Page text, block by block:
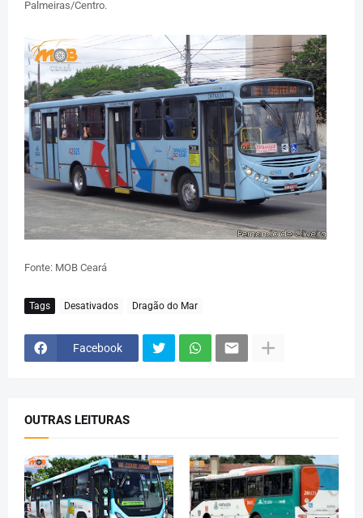
Palmeiras/Centro.
Fonte: MOB Ceará
Tags Desativados Dragão do Mar
Facebook
OUTRAS LEITURAS